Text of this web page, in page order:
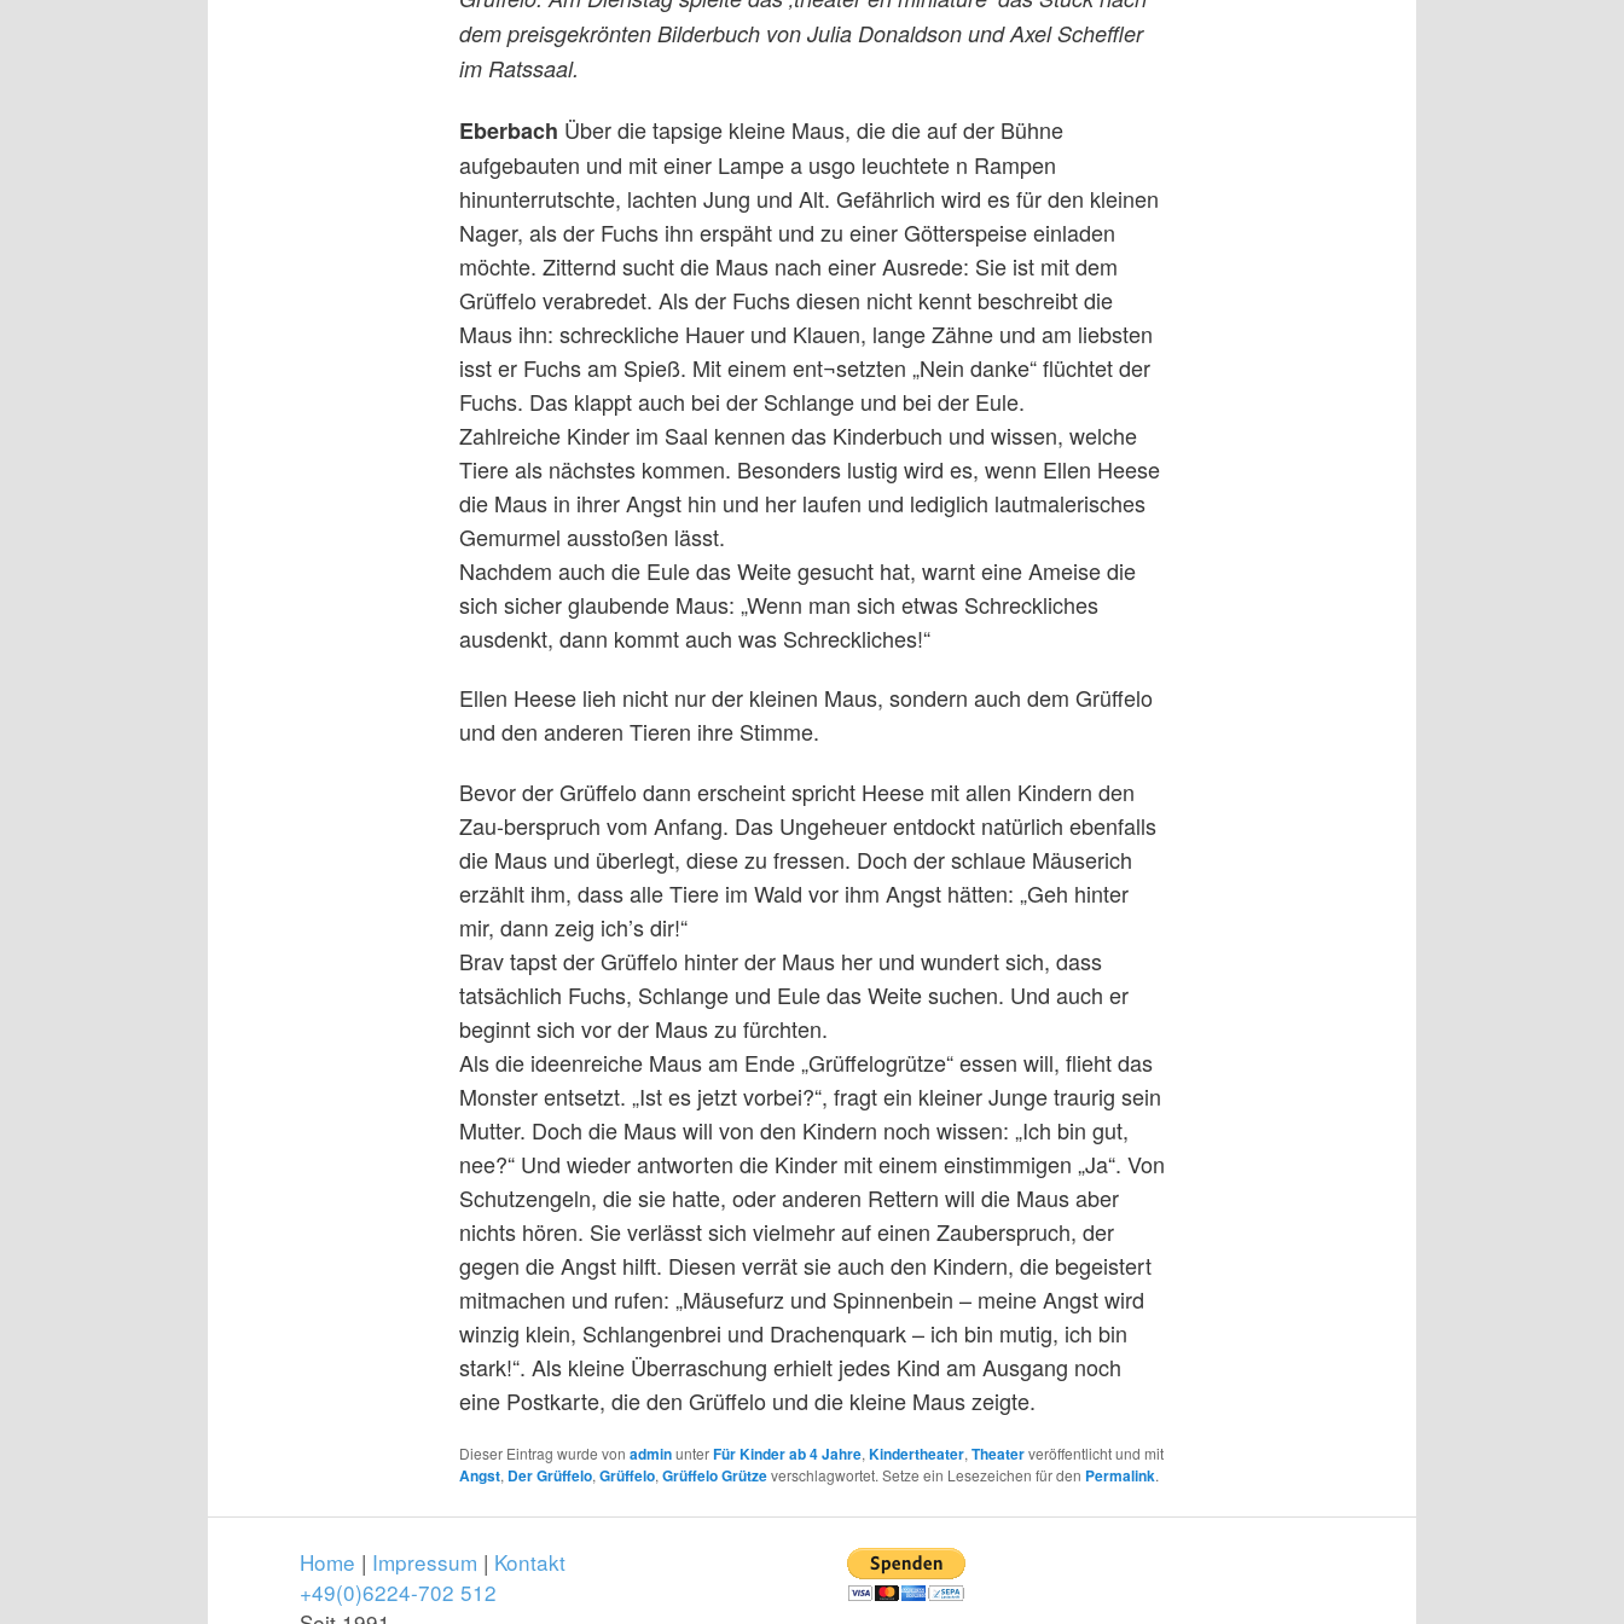
dem preisgekrönten Bilderbuch von Julia Donaldson und Axel Scheffler
im Ratssaal.
Eberbach Über die tapsige kleine Maus, die die auf der Bühne
aufgebauten und mit einer Lampe a usgo leuchtete n Rampen
hinunterrutschte, lachten Jung und Alt. Gefährlich wird es für den kleinen
Nager, als der Fuchs ihn erspäht und zu einer Götterspeise einladen
möchte. Zitternd sucht die Maus nach einer Ausrede: Sie ist mit dem
Grüffelo verabredet. Als der Fuchs diesen nicht kennt beschreibt die
Maus ihn: schreckliche Hauer und Klauen, lange Zähne und am liebsten
isst er Fuchs am Spieß. Mit einem ent¬setzten „Nein danke“ flüchtet der
Fuchs. Das klappt auch bei der Schlange und bei der Eule.
Zahlreiche Kinder im Saal kennen das Kinderbuch und wissen, welche
Tiere als nächstes kommen. Besonders lustig wird es, wenn Ellen Heese
die Maus in ihrer Angst hin und her laufen und lediglich lautmalerisches
Gemurmel ausstoßen lässt.
Nachdem auch die Eule das Weite gesucht hat, warnt eine Ameise die
sich sicher glaubende Maus: „Wenn man sich etwas Schreckliches
ausdenkt, dann kommt auch was Schreckliches!“
Ellen Heese lieh nicht nur der kleinen Maus, sondern auch dem Grüffelo
und den anderen Tieren ihre Stimme.
Bevor der Grüffelo dann erscheint spricht Heese mit allen Kindern den
Zau-berspruch vom Anfang. Das Ungeheuer entdockt natürlich ebenfalls
die Maus und überlegt, diese zu fressen. Doch der schlaue Mäuserich
erzählt ihm, dass alle Tiere im Wald vor ihm Angst hätten: „Geh hinter
mir, dann zeig ich’s dir!“
Brav tapst der Grüffelo hinter der Maus her und wundert sich, dass
tatsächlich Fuchs, Schlange und Eule das Weite suchen. Und auch er
beginnt sich vor der Maus zu fürchten.
Als die ideenreiche Maus am Ende „Grüffelogrütze“ essen will, flieht das
Monster entsetzt. „Ist es jetzt vorbei?“, fragt ein kleiner Junge traurig sein
Mutter. Doch die Maus will von den Kindern noch wissen: „Ich bin gut,
nee?“ Und wieder antworten die Kinder mit einem einstimmigen „Ja“. Von
Schutzengeln, die sie hatte, oder anderen Rettern will die Maus aber
nichts hören. Sie verlässt sich vielmehr auf einen Zauberspruch, der
gegen die Angst hilft. Diesen verrät sie auch den Kindern, die begeistert
mitmachen und rufen: „Mäusefurz und Spinnenbein – meine Angst wird
winzig klein, Schlangenbrei und Drachenquark – ich bin mutig, ich bin
stark!“. Als kleine Überraschung erhielt jedes Kind am Ausgang noch
eine Postkarte, die den Grüffelo und die kleine Maus zeigte.
Dieser Eintrag wurde von adminunterFür Kinder ab 4 Jahre,Kindertheater,Theaterveröffentlicht und mit
Angst, Der Grüffelo,Grüffelo,Grüffelo Grützeverschlagwortet. Setze ein Lesezeichen für den Permalink.
Home | Impressum | Kontakt
+49(0)6224-702 512